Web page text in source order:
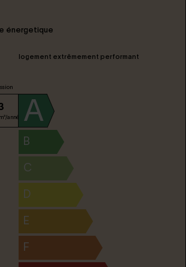
énergetique
logement extrêmement performant
année A
B
C
D
E
F